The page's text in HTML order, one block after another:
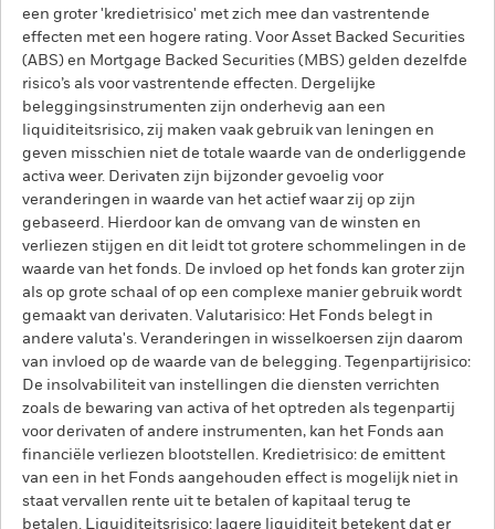
een groter 'kredietrisico' met zich mee dan vastrentende
effecten met een hogere rating. Voor Asset Backed Securities
(ABS) en Mortgage Backed Securities (MBS) gelden dezelfde
risico’s als voor vastrentende effecten. Dergelijke
beleggingsinstrumenten zijn onderhevig aan een
liquiditeitsrisico, zij maken vaak gebruik van leningen en
geven misschien niet de totale waarde van de onderliggende
activa weer. Derivaten zijn bijzonder gevoelig voor
veranderingen in waarde van het actief waar zij op zijn
gebaseerd. Hierdoor kan de omvang van de winsten en
verliezen stijgen en dit leidt tot grotere schommelingen in de
waarde van het fonds. De invloed op het fonds kan groter zijn
als op grote schaal of op een complexe manier gebruik wordt
gemaakt van derivaten. Valutarisico: Het Fonds belegt in
andere valuta's. Veranderingen in wisselkoersen zijn daarom
van invloed op de waarde van de belegging. Tegenpartijrisico:
De insolvabiliteit van instellingen die diensten verrichten
zoals de bewaring van activa of het optreden als tegenpartij
voor derivaten of andere instrumenten, kan het Fonds aan
financiële verliezen blootstellen. Kredietrisico: de emittent
van een in het Fonds aangehouden effect is mogelijk niet in
staat vervallen rente uit te betalen of kapitaal terug te
betalen. Liquiditeitsrisico: lagere liquiditeit betekent dat er